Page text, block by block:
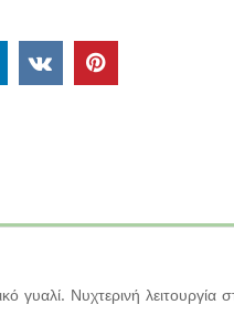
Νυχτερινή λειτουργία